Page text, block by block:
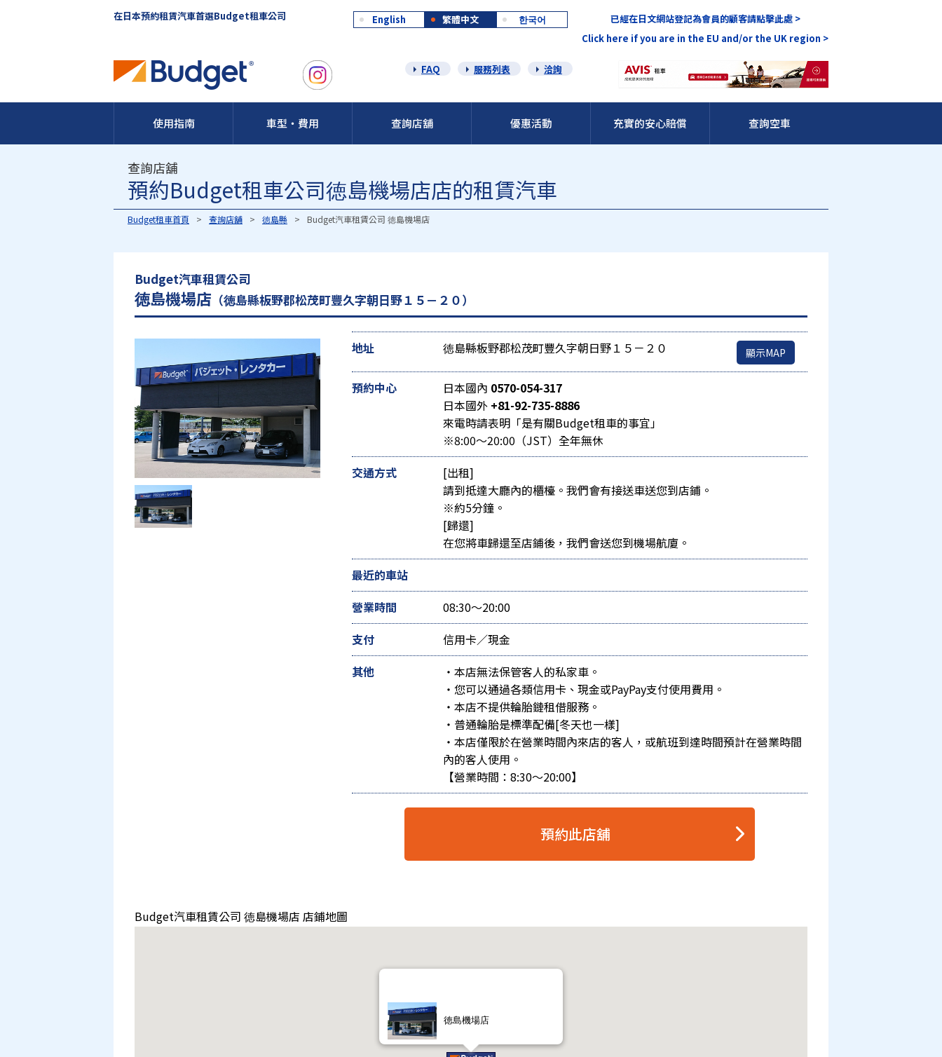
在日本預約租賃汽車首選Budget租車公司
已經在日文網站登記為會員的顧客請點擊此處 >
Click here if you are in the EU and/or the UK region >
English 繁體中文 한국어
FAQ 服務列表 洽詢
使用指南 車型・費用 查詢店舖 優惠活動 充實的安心賠償 查詢空車
查詢店舖
預約Budget租車公司徳島機場店店的租賃汽車
Budget租車首頁 查詢店舖 徳島縣 Budget汽車租賃公司 徳島機場店
Budget汽車租賃公司
徳島機場店 （徳島縣板野郡松茂町豐久字朝日野１５－２０）
地址 徳島縣板野郡松茂町豐久字朝日野１５－２０ 顯示MAP
預約中心 日本國內 0570-054-317
日本國外 +81-92-735-8886
來電時請表明「是有關Budget租車的事宜」
※8:00～20:00（JST）全年無休
交通方式
[出租]
請到抵達大廳內的櫃檯。我們會有接送車送您到店鋪。
※約5分鐘。
[歸還]
在您將車歸還至店鋪後，我們會送您到機場航廈。
最近的車站
營業時間
08:30～20:00
支付
信用卡／現金
其他
・本店無法保管客人的私家車。
・您可以通過各類信用卡、現金或PayPay支付使用費用。
・本店不提供輪胎鏈租借服務。
・普通輪胎是標準配備[冬天也一樣]
・本店僅限於在營業時間內來店的客人，或航班到達時間預計在營業時間
內的客人使用。
【營業時間：8:30～20:00】
預約此店舖
Budget汽車租賃公司 徳島機場店 店鋪地圖
徳島機場店